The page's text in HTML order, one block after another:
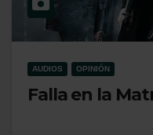
AUDIOS OPINIÓN
Falla en la